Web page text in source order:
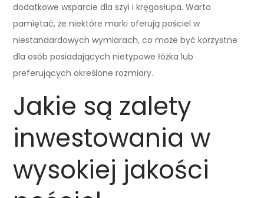
dodatkowe wsparcie dla szyi i kręgosłupa. Warto
pamiętać, że niektóre marki oferują pościel w
niestandardowych wymiarach, co może być korzystne
dla osób posiadających nietypowe łóżka lub
preferujących określone rozmiary.
Jakie są zalety
inwestowania w
wysokiej jakości